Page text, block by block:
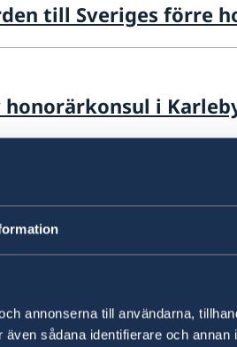
annonserna till användarna,
sådana identifierare och annan
till Sveriges förre
honorärkonsul i
blir ny svensk